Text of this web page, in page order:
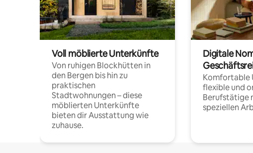
Voll möblierte Unterkünfte
Von ruhigen Blockhütten in
den Bergen bis hin zu
praktischen
Stadtwohnungen – diese
möblierten Unterkünfte
bieten dir Ausstattung wie
zuhause.
Digitale
Komfortable
flexible und
Berufstätige
speziellen